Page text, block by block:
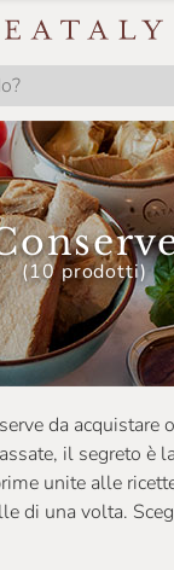
(10 prodotti)
da acquistare
il segreto è
unite alle
di una volta.